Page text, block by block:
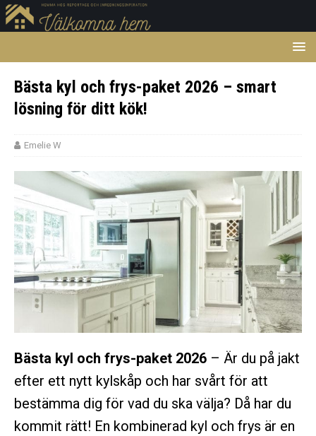
Bästa kyl och frys-paket 2026 – smart
lösning för ditt kök!
Emelie W
Bästa kyl och frys-paket 2026 – Är du på jakt
efter ett nytt kylskåp och har svårt för att
bestämma dig för vad du ska välja? Då har du
kommit rätt! En kombinerad kyl och frys är en